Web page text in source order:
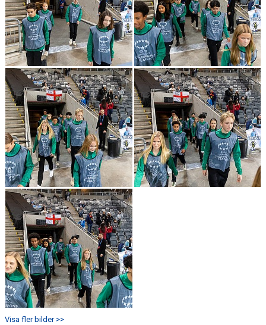
Visa fler bilder >>